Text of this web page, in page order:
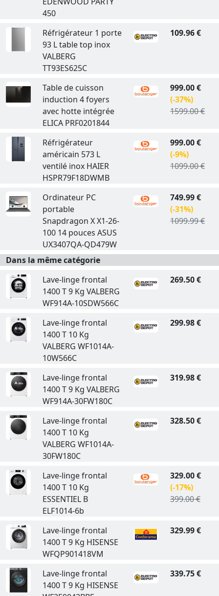
450
Réfrigérateur 1 porte
93 L table top inox
VALBERG
TT93ES625C
109.96 €
Table de cuisson
induction 4 foyers
avec hotte intégrée
ELICA PRF0201844
999.00 €
(-37%)
1599.00 €
Réfrigérateur
américain 573 L
ventilé inox HAIER
HSPR79F18DWMB
999.00 €
(-9%)
1099.00 €
Ordinateur PC
portable
Snapdragon X X1-26-
100 14 pouces ASUS
UX3407QA-QD479W
749.99 €
(-31%)
1099.99 €
Dans la même catégorie
Lave-linge frontal
1400 T 9 Kg VALBERG
WF914A-10SDW566C
269.50 €
Lave-linge frontal
1400 T 10 Kg
VALBERG WF1014A-
10W566C
299.98 €
Lave-linge frontal
1400 T 9 Kg VALBERG
WF914A-30FW180C
319.98 €
Lave-linge frontal
1400 T 10 Kg
VALBERG WF1014A-
30FW180C
328.50 €
Lave-linge frontal
1400 T 10 Kg
ESSENTIEL B
ELF1014-6b
329.00 €
(-17%)
399.00 €
Lave-linge frontal
1400 T 9 Kg HISENSE
WFQP901418VM
329.99 €
Lave-linge frontal
1400 T 9 Kg HISENSE
339.75 €